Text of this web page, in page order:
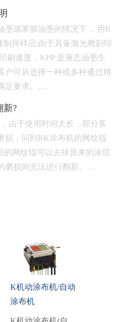
墨或苯胺油墨的情况下， 用K
制得样品;由于具备激光雕刻印
刷速度，KPP 是液态油墨生
户可从选择一种或多种通过精
足要求。…
新?
由于使用时间太长，部分客
损，问到RK涂布机的网纹辊
的网纹辊可以去掉原来的涂层
磨损则无法进行翻新。…
K机动涂布机/自动
涂布机